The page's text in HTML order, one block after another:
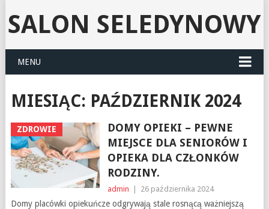
SALON SELEDYNOWY
MENU
MIESIĄC: PAŹDZIERNIK 2024
ZDROWIE
DOMY OPIEKI – PEWNE
MIEJSCE DLA SENIORÓW I
OPIEKA DLA CZŁONKÓW
RODZINY.
admin 26 października 2024
Domy placówki opiekuńcze odgrywają stale rosnącą ważniejszą